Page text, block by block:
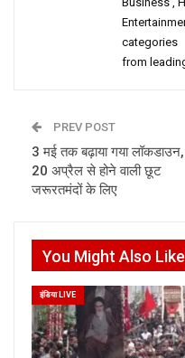
categories
from
PREV POST
3 मई तक बढ़ाया गया लॉकडाउन,
20 अप्रैल से होने वाली छूट
जरूरतमंदों के लिए
You Might Also Like
इंडिया LIVE